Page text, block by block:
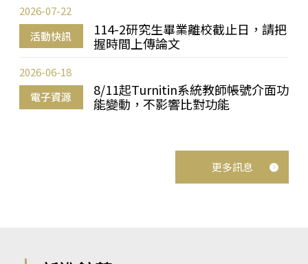
活動快訊
114-2研究生畢業離校截止日，請把
握時間上傳論文
2026-07-22
電子資源
8/11起Turnitin系統教師帳號介面功
能變動，不影響比對功能
2026-06-18
更多訊息